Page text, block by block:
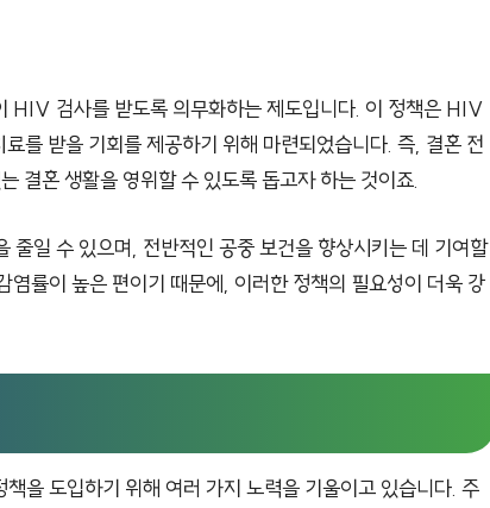
HIV 검사를 받도록 의무화하는 제도입니다. 이 정책은 HIV
를 받을 기회를 제공하기 위해 마련되었습니다. 즉, 결혼 전
결혼 생활을 영위할 수 있도록 돕고자 하는 것이죠.
줄일 수 있으며, 전반적인 공중 보건을 향상시키는 데 기여할
률이 높은 편이기 때문에, 이러한 정책의 필요성이 더욱 강
을 도입하기 위해 여러 가지 노력을 기울이고 있습니다. 주